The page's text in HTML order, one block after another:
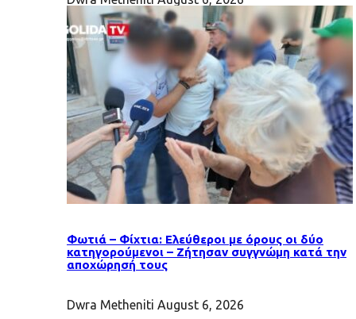
Φωτιά – Φίχτια: Ελεύθεροι με όρους οι δύο
κατηγορούμενοι – Ζήτησαν συγγνώμη κατά την
αποχώρησή τους
Dwra Metheniti August 6, 2026